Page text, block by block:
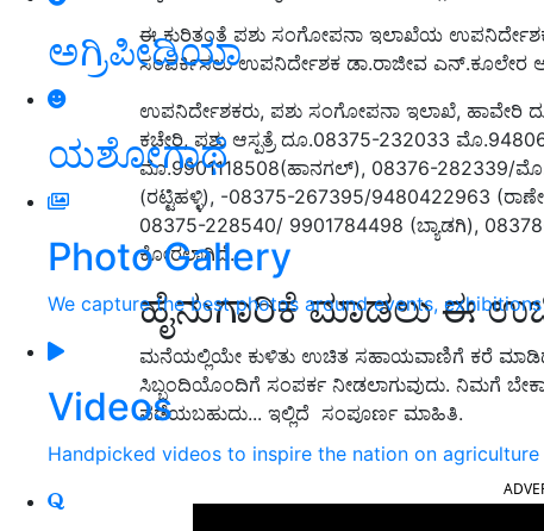
ಅಗ್ರಿಪೀಡಿಯಾ
ಯಶೋಗಾಥೆ
Photo Gallery
We capture the best photos around events,
Videos
Handpicked videos to inspire the nation on
ಈ ಕುರಿತಂತೆ ಪಶು ಸಂಗೋಪನಾ ಇಲಾಖೆಯ
ಸಂಪರ್ಕಿಸಲು ಉಪನಿರ್ದೇಶಕ ಡಾ.ರಾಜೀವ ಎನ್.ಕೂಲೇರ
ಉಪನಿರ್ದೇಶಕರು, ಪಶು ಸಂಗೋಪನಾ ಇಲಾಖೆ, ಹಾವೇರಿ
ಕಚೇರಿ, ಪಶು ಆಸ್ಪತ್ರೆ ದೂ.08375-232033
ಮೊ.9901118508(ಹಾನಗಲ್), 08376-282339/
(ರಟ್ಟಿಹಳ್ಳಿ), -08375-267395/9480422963
08375-228540/ 9901784498 (ಬ್ಯಾಡಗಿ),
ಕೋರಲಾಗಿದೆ.
ಹೈನುಗಾರಿಕೆ ಮಾಡಲು ಈ
ಮನೆಯಲ್ಲಿಯೇ ಕುಳಿತು ಉಚಿತ ಸಹಾಯವಾಣಿಗೆ ಕರೆ
ಸಿಬ್ಬಂದಿಯೊಂದಿಗೆ ಸಂಪರ್ಕ ನೀಡಲಾಗುವುದು. ನಿಮಗೆ
ಪಡೆಯಬಹುದು... ಇಲ್ಲಿದೆ ಸಂಪೂರ್ಣ ಮಾಹಿತಿ.